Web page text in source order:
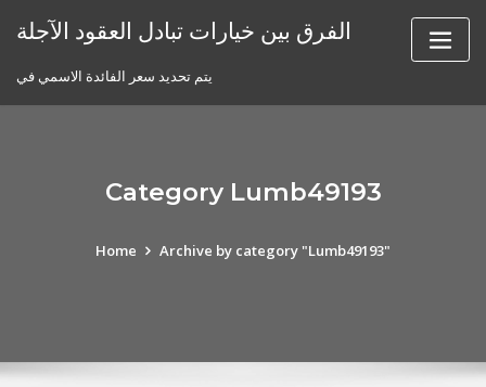
الفرق بين خيارات تبادل العقود الآجلة
يتم تحديد سعر الفائدة الاسمي في
Category Lumb49193
Home Archive by category "Lumb49193"